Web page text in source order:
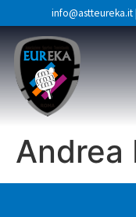
info@astteureka.it|
Andrea